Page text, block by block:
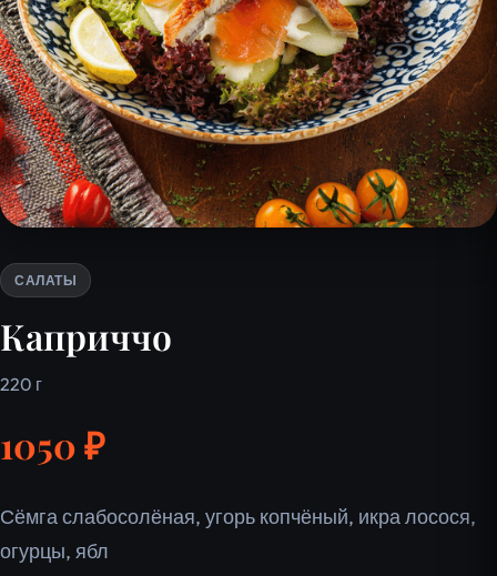
САЛАТЫ
Каприччо
220 г
1050 ₽
Сёмга слабосолёная, угорь копчёный, икра лосося,
огурцы, ябл